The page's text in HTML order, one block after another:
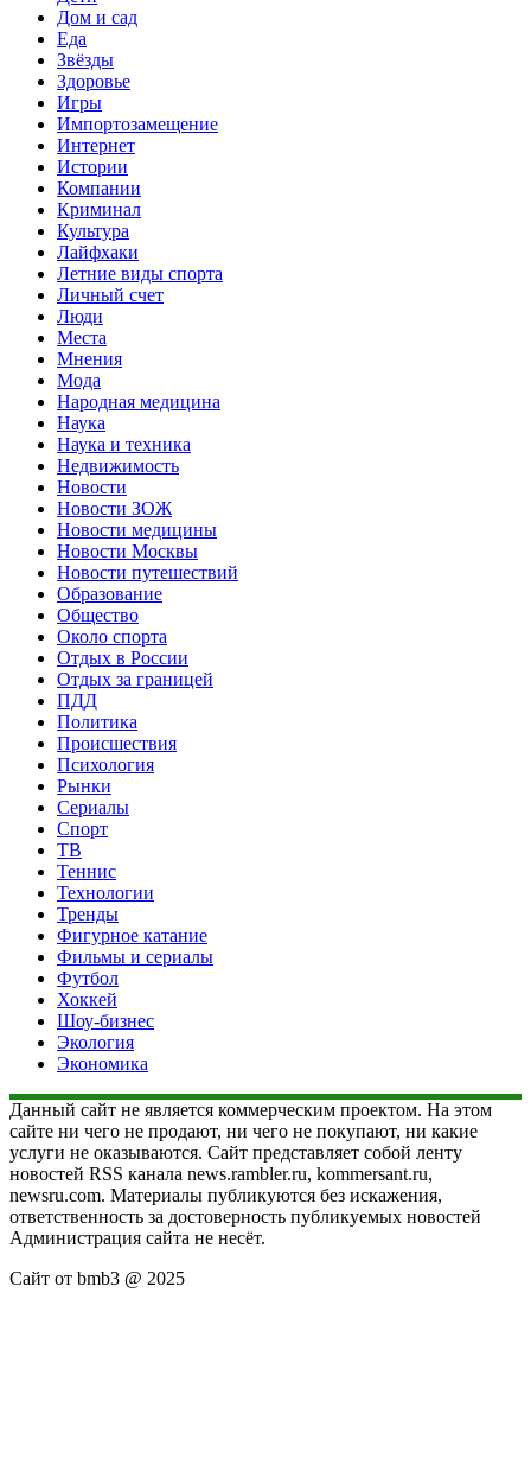
Дом и сад
Еда
Звёзды
Здоровье
Игры
Импортозамещение
Интернет
Истории
Компании
Криминал
Культура
Лайфхаки
Летние виды спорта
Личный счет
Люди
Места
Мнения
Мода
Народная медицина
Наука
Наука и техника
Недвижимость
Новости
Новости ЗОЖ
Новости медицины
Новости Москвы
Новости путешествий
Образование
Общество
Около спорта
Отдых в России
Отдых за границей
ПДД
Политика
Происшествия
Психология
Рынки
Сериалы
Спорт
ТВ
Теннис
Технологии
Тренды
Фигурное катание
Фильмы и сериалы
Футбол
Хоккей
Шоу-бизнес
Экология
Экономика
Данный сайт не является коммерческим проектом. На этом
сайте ни чего не продают, ни чего не покупают, ни какие
услуги не оказываются. Сайт представляет собой ленту
новостей RSS канала news.rambler.ru, kommersant.ru,
newsru.com. Материалы публикуются без искажения,
ответственность за достоверность публикуемых новостей
Администрация сайта не несёт.
Сайт от bmb3 @ 2025